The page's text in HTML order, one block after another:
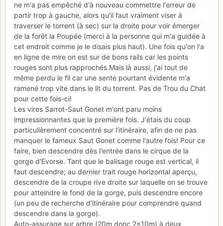
ne m'a pas empêché d'à nouveau commettre l'erreur de
partir trop à gauche, alors qu'il faut vraiment viser à
traverser le torrent (à sec) sur la droite pour voir émerger
de la forêt la Poupée (merci à la personne qui m'a guidée à
cet endroit comme je le disais plus haut). Une fois qu'on l'a
en ligne de mire on est sur de bons rails car les points
rouges sont plus rapprochés.Mais là aussi, j'ai tout de
même perdu le fil car une sente pourtant évidente m'a
ramené trop vite dans le lit du torrent. Pas de Trou du Chat
pour cette fois-ci!
Les vires Sarrot-Saut Gonet m'ont paru moins
impressionnantes que la première fois. J'étais du coup
particulièrement concentré sur l'itinéraire, afin de ne pas
manquer le fameux Saut Gonet comme l'autre fois! Pour ce
faire, bien descendre dès l'entrée dans le cirque de la
gorge d'Evorse. Tant que le balisage rouge est vertical, il
faut descendre; au dernier trait rouge horizontal aperçu,
descendre de la croupe rive droite sur laquelle on se trouve
pour atteindre le fond de la gorge, puis descendre encore
(un peu de recherche d'itinéraire pour comprendre quand
descendre dans la gorge).
Auto-assurage sur arbre (20m donc 2x10m) à deux